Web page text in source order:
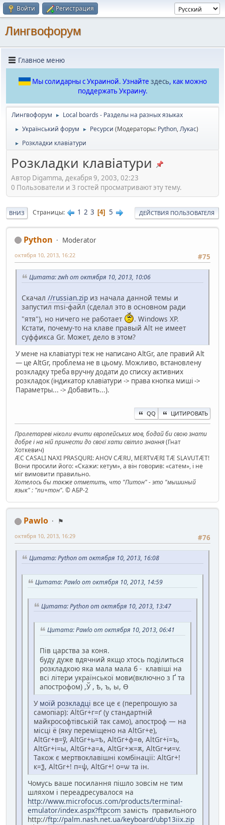
Войти Регистрация
Лингвофорум
Главное меню
Мы солидарны с Украиной. Узнайте здесь, как можно
поддержать Украину.
Лингвофорум ► Local boards - Разделы на разных языках
► Український форум ► Ресурси (Модераторы: Python,Лукас)
► Розкладки клавіатури
Розкладки клавіатури
Автор Digamma, декабря 9, 2003, 02:23
0 Пользователи и 3 гостей просматривают эту тему.
ВНИЗ Страницы 1 2 3 4 5 ДЕЙСТВИЯ ПОЛЬЗОВАТЕЛЯ
Python
Moderator
#75
октября 10, 2013, 16:22
Цитата: zwh от октября 10, 2013, 10:06
Скачал //russian.zip из начала данной темы и
запустил msi-файл (сделал это в основном ради
"ятя"), но ничего не работает
. Windows XP.
Кстати, почему-то на клаве правый Alt не имеет
суффикса Gr. Может, дело в этом?
У мене на клавіатурі теж не написано AltGr, але правий Alt
— це AltGr, проблема не в цьому. Можливо, встановлену
розкладку треба вручну додати до списку активних
розкладок (індикатор клавіатури -> права кнопка миші ->
Параметры... -> Добавить...).
QQ ЦИТИРОВАТЬ
Пролетареві ніколи вчити європейських мов, бодай би свою знати
добре і на ній принести до своєї хати світло знання(Гнат
Хоткевич)
ÆC CASALI NAXI PRASQURI: AHOV CÆRU, MERTVÆRI TÆ SLAVUTÆT!
Вони просили його: «Скажи: кетум», а він говорив: «сатем», і не
міг вимовити правильно.
Хотелось бы также отметить, что "Питон" - это "мышиный
язык" : "пи+тон". © АБР-2
Pawlo
⚑
#76
октября 10, 2013, 16:29
Цитата: Python от октября 10, 2013, 16:08
Цитата: Pawlo от октября 10, 2013, 14:59
Цитата: Python от октября 10, 2013, 13:47
Цитата: Pawlo от октября 10, 2013, 06:41
Пів царства за коня.
буду дуже вдячний якщо хтось поділиться
розкладкою яка мала мала б - клавіші на
всі літери української мови(включно з Ґ та
апострофом) ,Ў , ѣ, ъ, ы, Ѳ
У моїй розкладці все це є (перепрошую за
самопіар): AltGr+г=ґ (у стандартній
майкрософтівській так само), апостроф — на
місці ё (яку переміщено на AltGr+е),
AltGr+в=ў, AltGr+ь=ѣ, AltGr+ф=ѳ, AltGr+ї=ъ,
AltGr+і=ы, AltGr+а=ѧ, AltGr+ж=ѫ, AltGr+и=ѵ.
Також є мертвоклавішні комбінації: AltGr+!
к=ѯ, AltGr+! п=ѱ, AltGr+! о=ѡ та ін.
Чомусь ваше посилання пішло зовсім не тим
шляхом і переадресувалося на
http://www.microfocus.com/products/terminal-
emulator/index.aspx?ftpcom замість правильного
http://ftp://palm.nash.net.ua/keyboard/ubp13iix.zip